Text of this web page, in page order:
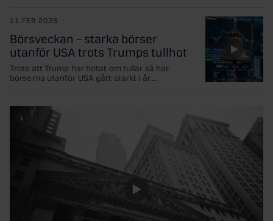
11 FEB 2025
Börsveckan – starka börser
utanför USA trots Trumps tullhot
Trots att Trump har hotat om tullar så har
börserna utanför USA gått starkt i år....